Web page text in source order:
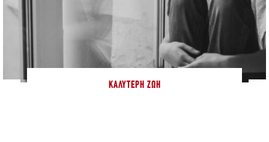
ΚΑΛΎΤΕΡΗ ΖΩΉ